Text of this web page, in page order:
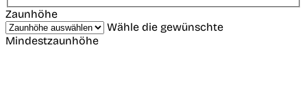
Zaunhöhe
Wähle die gewünschte
Mindestzaunhöhe